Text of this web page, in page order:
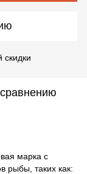
скидки
марка с
рыбы, таких как: